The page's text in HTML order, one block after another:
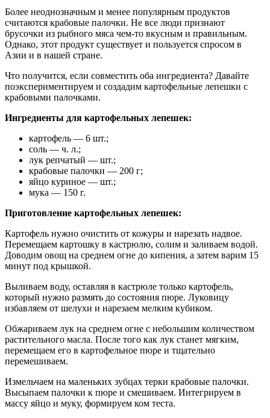
Более неоднозначным и менее популярным продуктов
считаются крабовые палочки. Не все люди признают
брусочки из рыбного мяса чем-то вкусным и правильным.
Однако, этот продукт существует и пользуется спросом в
Азии и в нашей стране.
Что получится, если совместить оба ингредиента? Давайте
поэкспериментируем и создадим картофельные лепешки с
крабовыми палочками.
Ингредиенты для картофельных лепешек:
картофель — 6 шт.;
соль — ч. л.;
лук репчатый — шт.;
крабовые палочки — 200 г;
яйцо куриное — шт.;
мука — 150 г.
Приготовление картофельных лепешек:
Картофель нужно очистить от кожуры и нарезать надвое.
Перемещаем картошку в кастрюлю, солим и заливаем водой.
Доводим овощ на среднем огне до кипения, а затем варим 15
минут под крышкой.
Выливаем воду, оставляя в кастрюле только картофель,
который нужно размять до состояния пюре. Луковицу
избавляем от шелухи и нарезаем мелким кубиком.
Обжариваем лук на среднем огне с небольшим количеством
растительного масла. После того как лук станет мягким,
перемещаем его в картофельное пюре и тщательно
перемешиваем.
Измельчаем на маленьких зубцах терки крабовые палочки.
Высыпаем палочки к пюре и смешиваем. Интегрируем в
массу яйцо и муку, формируем ком теста.